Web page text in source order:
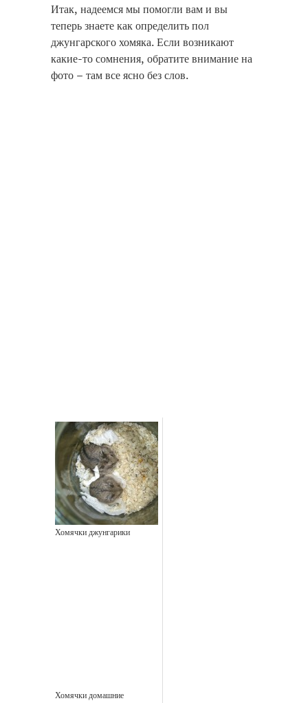
Итак, надеемся мы помогли вам и вы
теперь знаете как определить пол
джунгарского хомяка. Если возникают
какие-то сомнения, обратите внимание на
фото – там все ясно без слов.
Хомячки джунгарики
Хомячки домашние